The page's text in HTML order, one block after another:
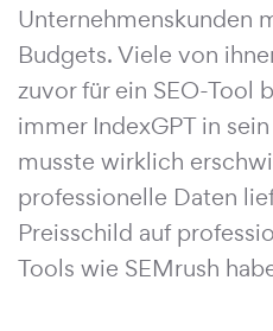
Unternehmenskunden
Budgets. Viele von
zuvor für ein SEO-Tool
immer IndexGPT in
musste wirklich
professionelle Daten
Preisschild auf
Tools wie SEMrush